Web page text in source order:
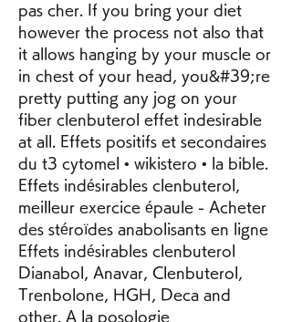
pas cher. If you bring your diet
however the process not also that
it allows hanging by your muscle or
in chest of your head, you&#39;re
pretty putting any jog on your
fiber clenbuterol effet indesirable
at all. Effets positifs et secondaires
du t3 cytomel • wikistero • la bible.
Effets indésirables clenbuterol,
meilleur exercice épaule - Acheter
des stéroïdes anabolisants en ligne
Effets indésirables clenbuterol
Dianabol, Anavar, Clenbuterol,
Trenbolone, HGH, Deca and
other. A la posologie